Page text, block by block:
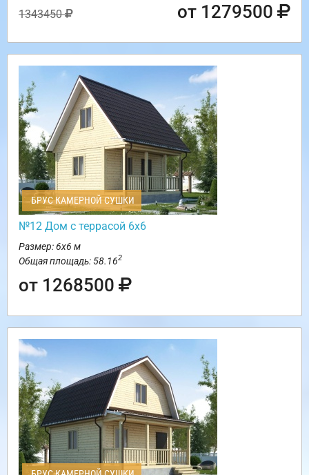
1343450 от 1279500
БРУС КАМЕРНОЙ СУШКИ
№12 Дом с террасой 6х6
Размер: 6х6 м
Общая площадь: 58.162
от 1268500